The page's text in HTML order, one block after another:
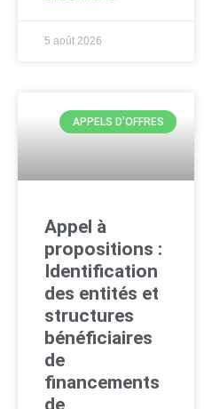
5 août 2026
APPELS D'OFFRES
Appel à
propositions :
Identification
des entités et
structures
bénéficiaires
de
financements